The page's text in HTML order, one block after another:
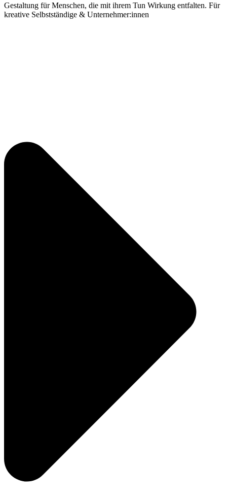
Gestaltung für Menschen, die mit ihrem Tun Wirkung entfalten. Für
kreative Selbstständige & Unternehmer:innen